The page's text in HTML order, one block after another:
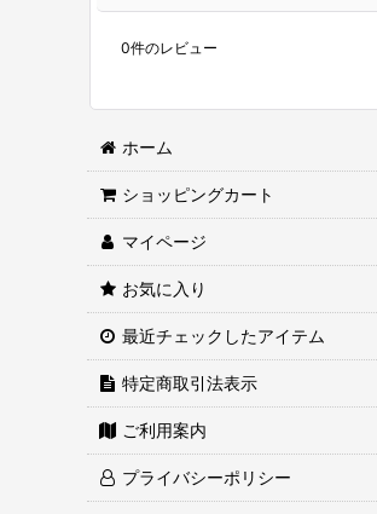
0件のレビュー
ホーム
ショッピングカート
マイページ
お気に入り
最近チェックしたアイテム
特定商取引法表示
ご利用案内
プライバシーポリシー